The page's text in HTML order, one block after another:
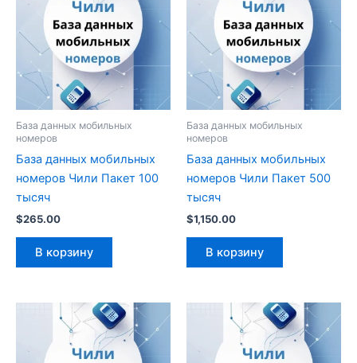
База данных мобильных
номеров
База данных мобильных
номеров Чили Пакет 100
тысяч
$265.00
В корзину
База данных мобильных
номеров
База данных мобильных
номеров Чили Пакет 500
тысяч
$1,150.00
В корзину